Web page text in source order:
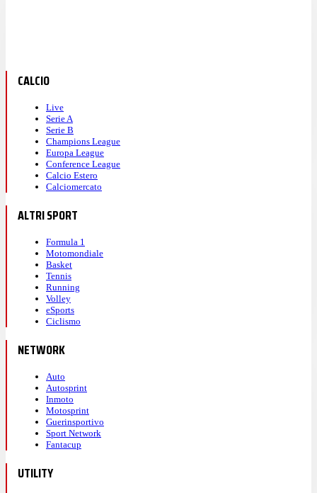
CALCIO
Live
Serie A
Serie B
Champions League
Europa League
Conference League
Calcio Estero
Calciomercato
ALTRI SPORT
Formula 1
Motomondiale
Basket
Tennis
Running
Volley
eSports
Ciclismo
NETWORK
Auto
Autosprint
Inmoto
Motosprint
Guerinsportivo
Sport Network
Fantacup
UTILITY